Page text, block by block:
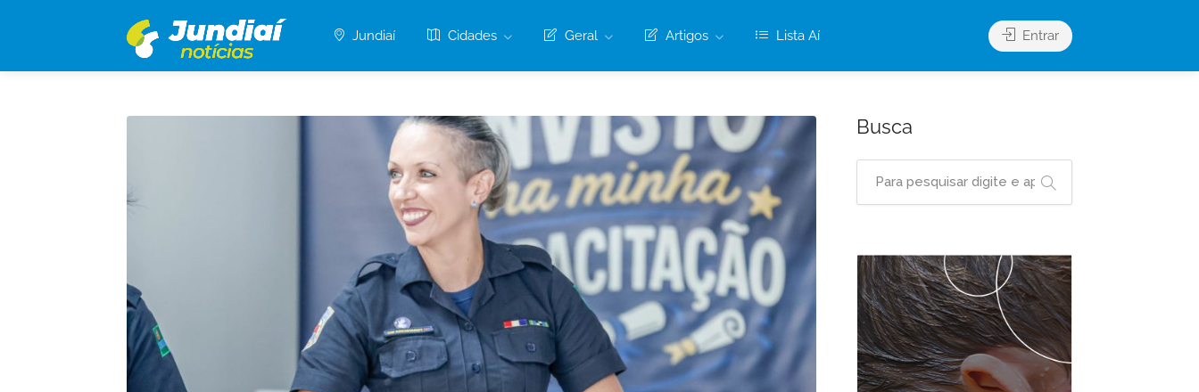
Jundiaí Cidades Geral Artigos Lista Aí Entrar
Busca